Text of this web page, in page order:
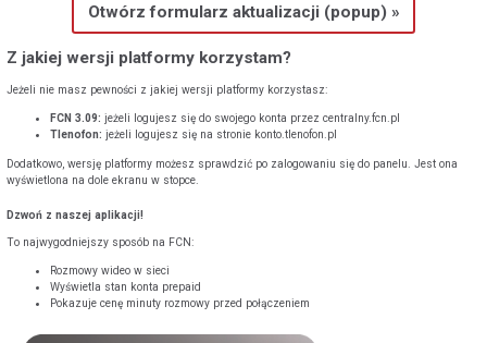
Otwórz formularz aktualizacji (popup) »
Z jakiej wersji platformy korzystam?
Jeżeli nie masz pewności z jakiej wersji platformy korzystasz:
FCN 3.09:jeżeli logujesz się do swojego konta przez centralny.fcn.pl
Tlenofon: jeżeli logujesz się na stronie konto.tlenofon.pl
Dodatkowo, wersję platformy możesz sprawdzić po zalogowaniu się do panelu. Jest ona
wyświetlona na dole ekranu w stopce.
Dzwoń z naszej aplikacji!
To najwygodniejszy sposób na FCN:
Rozmowy wideo w sieci
Wyświetla stan konta prepaid
Pokazuje cenę minuty rozmowy przed połączeniem